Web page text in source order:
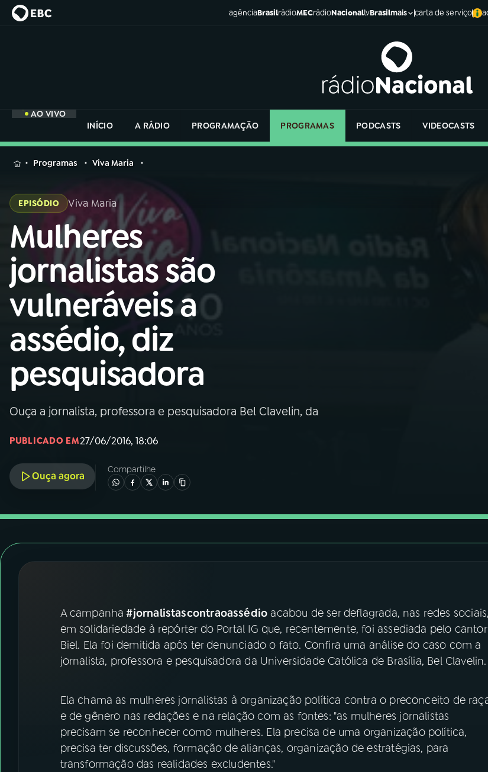
agênciaBrasilrádioMECrádioNacionaltvBrasilmais carta de serviço
AO VIVO
INÍCIO
A RÁDIO PROGRAMAÇÃO PROGRAMAS PODCASTS VIDEOCASTS
MENU
Buscar
na
Rádio
Nacional
AO VIVO
01 INÍCIO
02A RÁDIO
03PROGRAMAÇÃO
04 PROGRAMAS
ACOMPANHE A RÁDIO NACIONAL
YouTube Facebook
Instagram X
na
Rádio
Programas Viva Maria
EPISÓDIO Viva Maria
Mulheres
jornalistas são
vulneráveis a
assédio, diz
pesquisadora
Ouça a jornalista, professora e pesquisadora Bel Clavelin, da
PUBLICADO EM27/06/2016, 18:06
Ouça agora
Compartilhe
A campanha #‎jornalistascontraoassédio acabou de ser deflagrada, nas redes sociais,
em solidariedade à repórter do Portal IG que, recentemente, foi assediada pelo cantor
Biel. Ela foi demitida após ter denunciado o fato. Confira uma análise do caso com a
jornalista, professora e pesquisadora da Universidade Católica de Brasília, Bel Clavelin.
Ela chama as mulheres jornalistas à organização política contra o preconceito de
e de gênero nas redações e na relação com as fontes: "as mulheres jornalistas
precisam se reconhecer como mulheres. Ela precisa de uma organização política,
precisa ter discussões, formação de alianças, organização de estratégias, para
transformação das realidades excludentes."